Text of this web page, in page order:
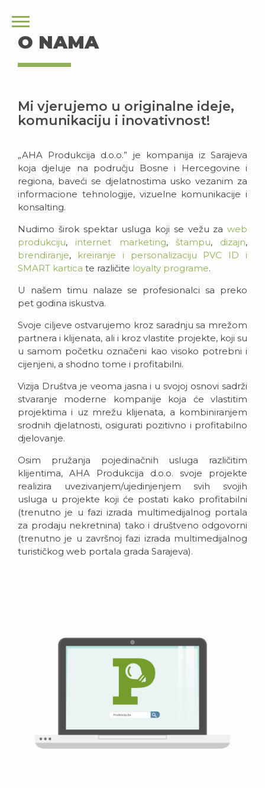
O NAMA
Mi vjerujemo u originalne ideje,
komunikaciju i inovativnost!
„AHA Produkcija d.o.o.” je kompanija iz Sarajeva
koja djeluje na području Bosne i Hercegovine i
regiona, baveći se djelatnostima usko vezanim za
informacione tehnologije, vizuelne komunikacije i
konsalting.
Nudimo širok spektar usluga koji se vežu za web
produkciju, internet marketing, štampu, dizajn,
brendiranje,
kreiranje i personalizaciju PVC ID i
SMART kartica te različite loyalty programe.
U našem timu nalaze se profesionalci sa preko
pet godina iskustva.
Svoje ciljeve ostvarujemo kroz saradnju sa mrežom
partnera i klijenata, ali i kroz vlastite projekte, koji su
u samom početku označeni kao visoko potrebni i
cijenjeni, a shodno tome i profitabilni.
Vizija Društva je veoma jasna i u svojoj osnovi sadrži
stvaranje moderne kompanije koja će vlastitim
projektima i uz mrežu klijenata, a kombiniranjem
srodnih djelatnosti, osigurati pozitivno i profitabilno
djelovanje.
Osim pružanja pojedinačnih usluga različitim
klijentima, AHA Produkcija d.o.o. svoje projekte
realizira uvezivanjem/ujedinjenjem svih svojih
usluga u projekte koji će postati kako profitabilni
(trenutno je u fazi izrada multimedijalnog portala
za prodaju nekretnina) tako i društveno odgovorni
(trenutno je u završnoj fazi izrada multimedijalnog
turističkog web portala grada Sarajeva).